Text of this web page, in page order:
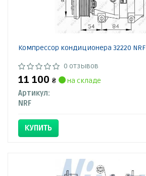
Компрессор кондиционера 32220 NRF
0 отзывов
11 100 ₴
на складе
Артикул:
NRF
КУПИТЬ